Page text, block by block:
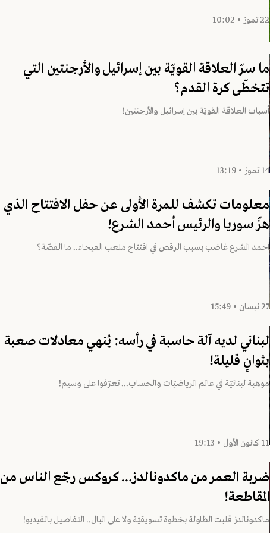
22 تموز • 10:02
ما سرّ العلاقة القويّة بين إسرائيل والأرجنتين التي
تتخطّى كرة القدم؟
أسباب العلاقة القويّة بين إسرائيل والأرجنتين!
14 تموز • 13:19
معلومات تكشف للمرة الأولى عن حفل الافتتاح الذي
هزّ سوريا والرئيس أحمد الشرع!
أحمد الشرع غاضب بسبب الرقص في افتتاح ملعب الفيحاء.. ما القصّة؟
27 نيسان • 15:49
لبناني لديه آلة حاسبة في رأسه: يُنهي معادلات صعبة
بثوانٍ قليلة!
موهبة لبنانيّة في عالم الرياضيّات والحساب... تعرّفوا على وسيم!
11 كانون الأول • 19:13
ضربة العمر من ماكدونالدز… كروكس رجّع الناس من
المقاطعة!
ماكدونالدز قلبت الطاولة بخطوة تسويقيّة ولا على البال.. التفاصيل بالفيديو!